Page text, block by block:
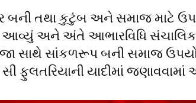
બની તથા કુટુંબ અને સમાજ માટે
આવ્યું અને અંતે આભારવિધિ
સાથે સાંકળરૂપ બની સમાજ
ફુલતરિયાની યાદીમાં